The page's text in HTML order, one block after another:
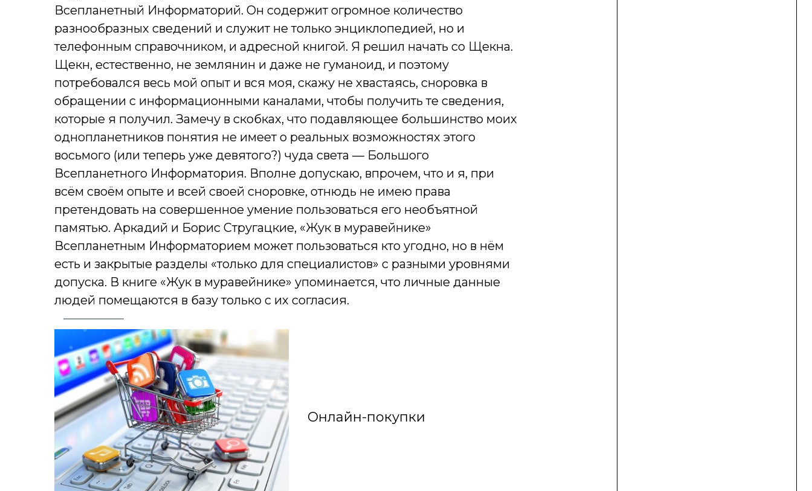
Всепланетный Информаторий. Он содержит огромное количество
разнообразных сведений и служит не только энциклопедией, но и
телефонным справочником, и адресной книгой. Я решил начать со Щекна.
Щекн, естественно, не землянин и даже не гуманоид, и поэтому
потребовался весь мой опыт и вся моя, скажу не хвастаясь, сноровка в
обращении с информационными каналами, чтобы получить те сведения,
которые я получил. Замечу в скобках, что подавляющее большинство моих
однопланетников понятия не имеет о реальных возможностях этого
восьмого (или теперь уже девятого?) чуда света — Большого
Всепланетного Информатория. Вполне допускаю, впрочем, что и я, при
всём своём опыте и всей своей сноровке, отнюдь не имею права
претендовать на совершенное умение пользоваться его необъятной
памятью. Аркадий и Борис Стругацкие, «Жук в муравейнике»
Всепланетным Информаторием может пользоваться кто угодно, но в нём
есть и закрытые разделы «только для специалистов» с разными уровнями
допуска. В книге «Жук в муравейнике» упоминается, что личные данные
людей помещаются в базу только с их согласия.
Онлайн-покупки